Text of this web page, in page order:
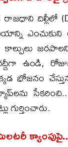
దిల్లీలో
ఉండి,
భోజనం
గుర్తించారు.
క్యాంపుపై..